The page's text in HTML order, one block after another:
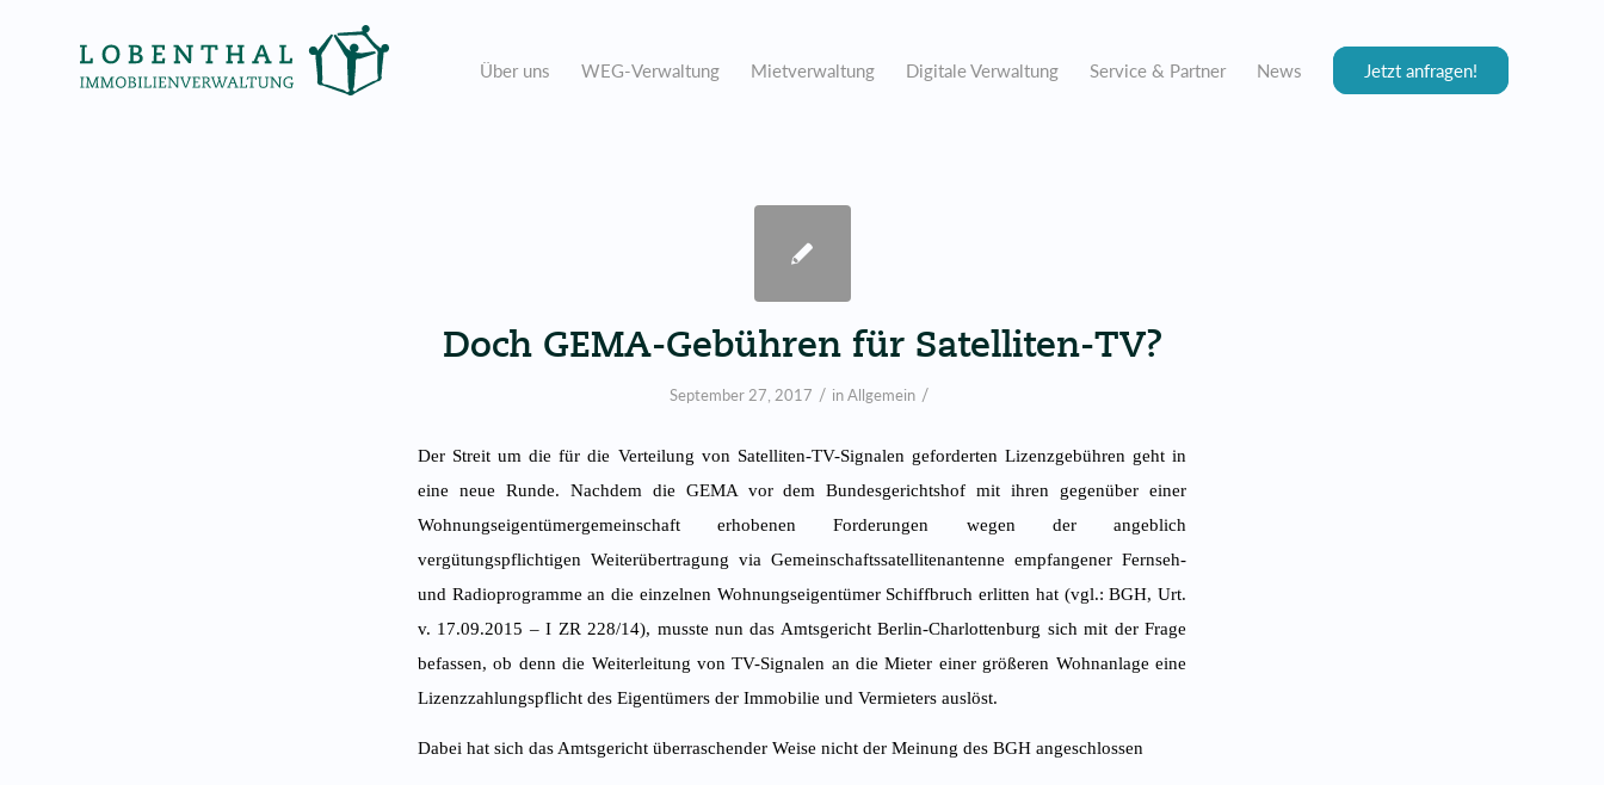
Über uns WEG-Verwaltung Mietverwaltung Digitale Verwaltung Service & Partner News Jetzt anfragen!
Doch GEMA-Gebühren für Satelliten-TV?
September 27, 2017 / inAllgemein /
Der Streit um die für die Verteilung von Satelliten-TV-Signalen geforderten Lizenzgebühren geht in
eine neue Runde. Nachdem die GEMA vor dem Bundesgerichtshof mit ihren gegenüber einer
Wohnungseigentümergemeinschaft erhobenen Forderungen wegen der angeblich
vergütungspflichtigen Weiterübertragung via Gemeinschaftssatellitenantenne empfangener Fernseh-
und Radioprogramme an die einzelnen Wohnungseigentümer Schiffbruch erlitten hat (vgl.: BGH, Urt.
v. 17.09.2015 – I ZR 228/14), musste nun das Amtsgericht Berlin-Charlottenburg sich mit der Frage
befassen, ob denn die Weiterleitung von TV-Signalen an die Mieter einer größeren Wohnanlage eine
Lizenzzahlungspflicht des Eigentümers der Immobilie und Vermieters auslöst.
Dabei hat sich das Amtsgericht überraschender Weise nicht der Meinung des BGH angeschlossen